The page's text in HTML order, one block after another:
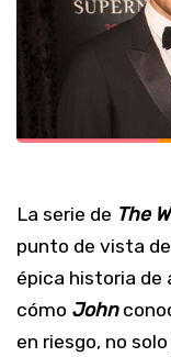
La serie de The
punto de vista de
épica historia de
cómo John
en riesgo, no